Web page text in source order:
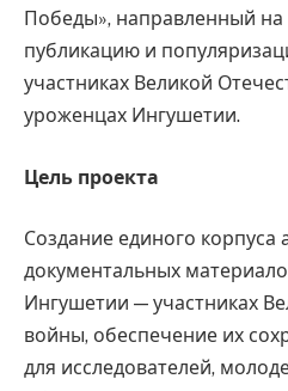
Победы», направленный
публикацию и
участниках Великой
уроженцах Ингушетии.
Цель проекта
Создание единого корпуса
документальных
Ингушетии — участниках
войны, обеспечение их
для исследователей,